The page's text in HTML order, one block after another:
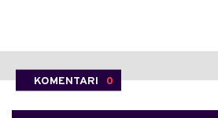
KOMENTARI 0